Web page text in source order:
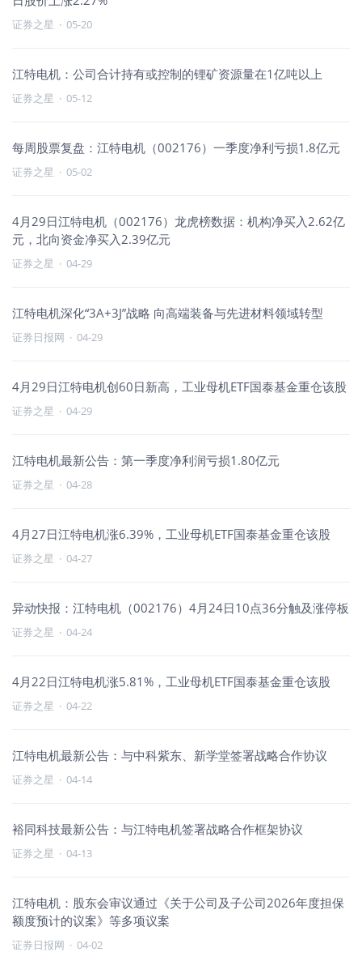
证券之星 · 05-20
江特电机：公司合计持有或控制的锂矿资源量在1亿吨以上
证券之星 · 05-12
每周股票复盘：江特电机（002176）一季度净利亏损1.8亿元
证券之星 · 05-02
4月29日江特电机（002176）龙虎榜数据：机构净买入2.62亿
元，北向资金净买入2.39亿元
证券之星 · 04-29
江特电机深化“3A+3J”战略 向高端装备与先进材料领域转型
证券日报网 · 04-29
4月29日江特电机创60日新高，工业母机ETF国泰基金重仓该股
证券之星 · 04-29
江特电机最新公告：第一季度净利润亏损1.80亿元
证券之星 · 04-28
4月27日江特电机涨6.39%，工业母机ETF国泰基金重仓该股
证券之星 · 04-27
异动快报：江特电机（002176）4月24日10点36分触及涨停板
证券之星 · 04-24
4月22日江特电机涨5.81%，工业母机ETF国泰基金重仓该股
证券之星 · 04-22
江特电机最新公告：与中科紫东、新学堂签署战略合作协议
证券之星 · 04-14
裕同科技最新公告：与江特电机签署战略合作框架协议
证券之星 · 04-13
江特电机：股东会审议通过《关于公司及子公司2026年度担保
额度预计的议案》等多项议案
证券日报网 · 04-02